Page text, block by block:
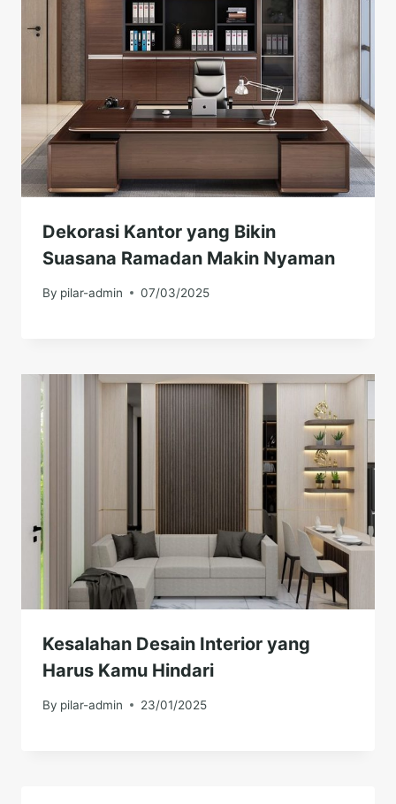
Dekorasi Kantor yang Bikin
Suasana Ramadan Makin Nyaman
By pilar-admin 07/03/2025
Kesalahan Desain Interior yang
Harus Kamu Hindari
By pilar-admin 23/01/2025